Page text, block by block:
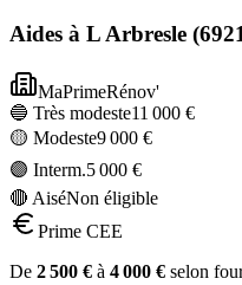
Aides à L Arbresle (
MaPrimeRénov'
🔵 Très modeste11 000 €
🟡 Modeste9 000 €
🟣 Interm.5 000 €
🔴 AiséNon éligible
Prime CEE
De 2 500 € à 4 000 € selon